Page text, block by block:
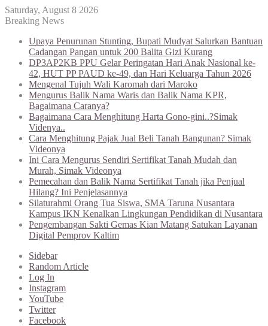
Saturday, August 8 2026
Breaking News
Upaya Penurunan Stunting, Bupati Mudyat Salurkan Bantuan
Cadangan Pangan untuk 200 Balita Gizi Kurang
DP3AP2KB PPU Gelar Peringatan Hari Anak Nasional ke-
42, HUT PP PAUD ke-49, dan Hari Keluarga Tahun 2026
Mengenal Tujuh Wali Karomah dari Maroko
Mengurus Balik Nama Waris dan Balik Nama KPR,
Bagaimana Caranya?
Bagaimana Cara Menghitung Harta Gono-gini..?Simak
Videnya..
Cara Menghitung Pajak Jual Beli Tanah Bangunan? Simak
Videonya
Ini Cara Mengurus Sendiri Sertifikat Tanah Mudah dan
Murah, Simak Videonya
Pemecahan dan Balik Nama Sertifikat Tanah jika Penjual
Hilang? Ini Penjelasannya
Silaturahmi Orang Tua Siswa, SMA Taruna Nusantara
Kampus IKN Kenalkan Lingkungan Pendidikan di Nusantara
Pengembangan Sakti Gemas Kian Matang Satukan Layanan
Digital Pemprov Kaltim
Sidebar
Random Article
Log In
Instagram
YouTube
Twitter
Facebook